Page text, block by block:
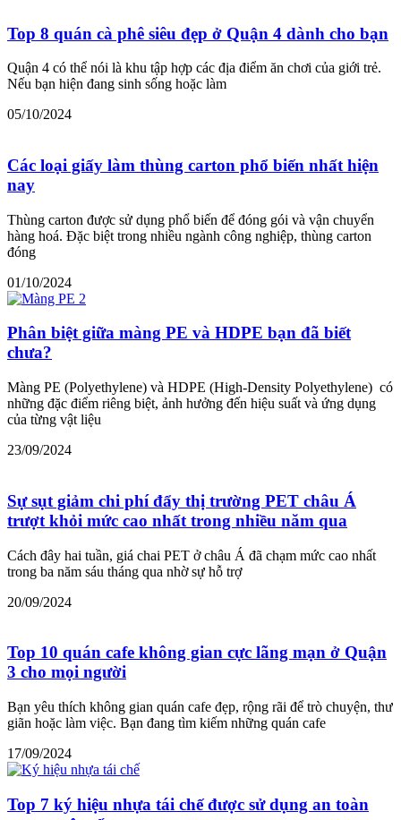
Top 8 quán cà phê siêu đẹp ở Quận 4 dành cho bạn
Quận 4 có thể nói là khu tập hợp các địa điểm ăn chơi của giới trẻ.
Nếu bạn hiện đang sinh sống hoặc làm
05/10/2024
Các loại giấy làm thùng carton phổ biến nhất hiện
nay
Thùng carton được sử dụng phổ biến để đóng gói và vận chuyển
hàng hoá. Đặc biệt trong nhiều ngành công nghiệp, thùng carton
đóng
01/10/2024
Phân biệt giữa màng PE và HDPE bạn đã biết
chưa?
Màng PE (Polyethylene) và HDPE (High-Density Polyethylene) có
những đặc điểm riêng biệt, ảnh hưởng đến hiệu suất và ứng dụng
của từng vật liệu
23/09/2024
Sự sụt giảm chi phí đẩy thị trường PET châu Á
trượt khỏi mức cao nhất trong nhiều năm qua
Cách đây hai tuần, giá chai PET ở châu Á đã chạm mức cao nhất
trong ba năm sáu tháng qua nhờ sự hỗ trợ
20/09/2024
Top 10 quán cafe không gian cực lãng mạn ở Quận
3 cho mọi người
Bạn yêu thích không gian quán cafe đẹp, rộng rãi để trò chuyện, thư
giãn hoặc làm việc. Bạn đang tìm kiếm những quán cafe
17/09/2024
Top 7 ký hiệu nhựa tái chế được sử dụng an toàn